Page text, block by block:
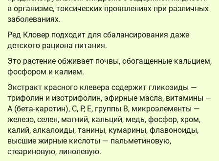
в организме, токсических проявлениях при различных
заболеваниях.
Ред Кловер подходит для сбалансирования даже
детского рациона питания.
Это растение обживает почвы, обогащенные кальцием,
фосфором и калием.
Экстракт красного клевера содержит гликозиды —
трифолин и изотрифолин, эфирные масла, витамины —
А (бета-каротин), С, Р, Е, группы В, микроэлементы —
железо, селен, магний, кальций, медь, фосфор, хром,
калий, алкалоиды, танины, кумарины, флавоноиды,
высшие жирные кислоты — пальметиновую,
стеариновую, линолевую.